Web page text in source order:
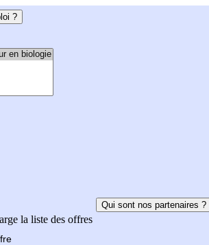
?
la liste des offres
Qui sont nos partenaires ?